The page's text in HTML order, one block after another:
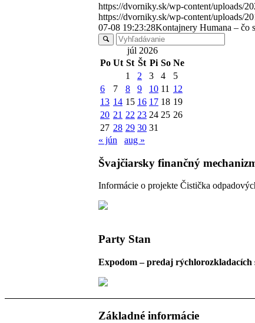
https://dvorniky.sk/wp-content/
https://dvorniky.sk/wp-content/uploads/
07-08 19:23:28Kontajnery Humana – čo
júl 2026
Po Ut St Št Pi So Ne
1
2 3 4
5
6
7 8 9 10 11 12
13 14 15 16 17 18 19
20 21 22 23 24 25 26
27 28 29 30 31
« jún
aug »
Švajčiarsky finančný
Informácie o projekte Čistička
Party Stan
Expodom – predaj rýchlorozkladacích
Základné informácie